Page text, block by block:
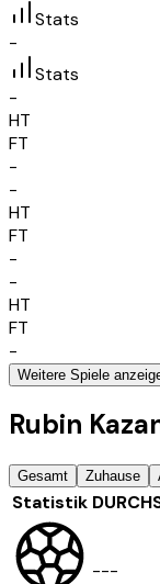
Stats
-
Stats
-
HT
FT
-
-
HT
FT
-
-
HT
FT
-
Weitere Spiele
Rubin
Gesamt Zuhause
Statistik
---